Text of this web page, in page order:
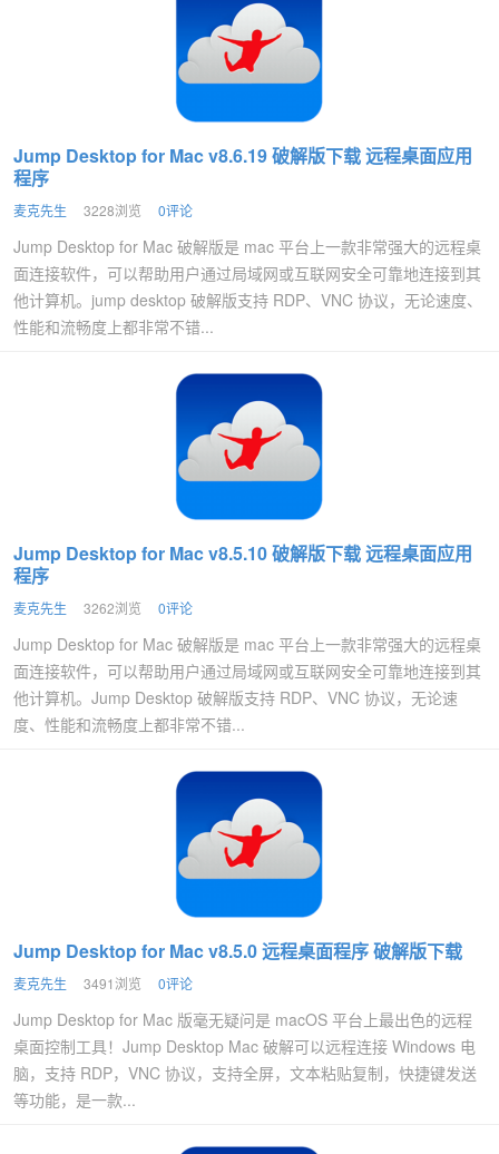
Jump Desktop for Mac v8.6.19 破解版下载 远程桌面应用
程序
麦克先生 3228浏览 0评论
Jump Desktop for Mac 破解版是 mac 平台上一款非常强大的远程桌
面连接软件，可以帮助用户通过局域网或互联网安全可靠地连接到其
他计算机。jump desktop 破解版支持 RDP、VNC 协议，无论速度、
性能和流畅度上都非常不错...
Jump Desktop for Mac v8.5.10 破解版下载 远程桌面应用
程序
麦克先生 3262浏览 0评论
Jump Desktop for Mac 破解版是 mac 平台上一款非常强大的远程桌
面连接软件，可以帮助用户通过局域网或互联网安全可靠地连接到其
他计算机。Jump Desktop 破解版支持 RDP、VNC 协议，无论速
度、性能和流畅度上都非常不错...
Jump Desktop for Mac v8.5.0 远程桌面程序 破解版下载
麦克先生 3491浏览 0评论
Jump Desktop for Mac 版毫无疑问是 macOS 平台上最出色的远程
桌面控制工具！Jump Desktop Mac 破解可以远程连接 Windows 电
脑，支持 RDP，VNC 协议，支持全屏，文本粘贴复制，快捷键发送
等功能，是一款...